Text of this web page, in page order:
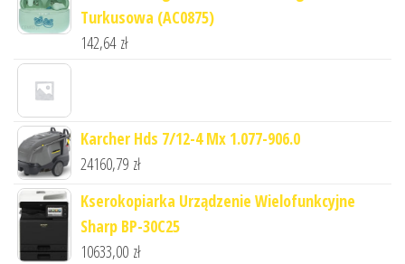
Turkusowa (AC0875)
142,64 zł
Karcher Hds 7/12-4 Mx 1.077-906.0
24160,79 zł
Kserokopiarka Urządzenie Wielofunkcyjne
Sharp BP-30C25
10633,00 zł